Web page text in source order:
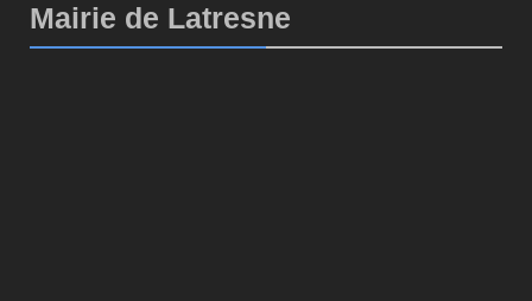
Mairie de Latresne